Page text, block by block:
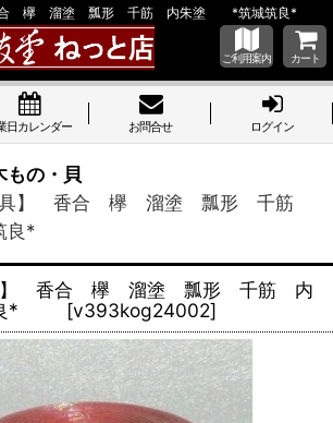
香合 欅 溜塗 瓢形 千筋 内朱塗 *筑城筑良*
ご利用案内 カート
日カレンダー お問合せ ログイン
もの・貝
具】 香合 欅 溜塗 瓢形 千筋
良*
】 香合 欅 溜塗 瓢形 千筋 内
良*
[v393kog24002]